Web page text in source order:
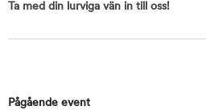
Ta med din lurviga vän in till oss!
Pågående event